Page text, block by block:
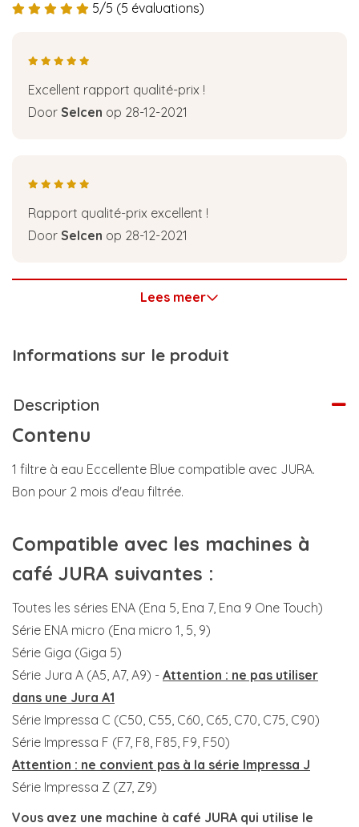
5/5 (5 évaluations)
Excellent rapport qualité-prix !
Door Selcen op 28-12-2021
Rapport qualité-prix excellent !
Door Selcen op 28-12-2021
Lees meer
Informations sur le produit
Description
Contenu
1 filtre à eau Eccellente Blue compatible avec JURA.
Bon pour 2 mois d'eau filtrée.
Compatible avec les machines à
café JURA suivantes :
Toutes les séries ENA (Ena 5, Ena 7, Ena 9 One Touch)
Série ENA micro (Ena micro 1, 5, 9)
Série Giga (Giga 5)
Série Jura A (A5, A7, A9) - Attention : ne pas utiliser
dans une Jura A1
Série Impressa C (C50, C55, C60, C65, C70, C75, C90)
Série Impressa F (F7, F8, F85, F9, F50)
Attention : ne convient pas à la série Impressa J
Série Impressa Z (Z7, Z9)
Vous avez une machine à café JURA qui utilise le